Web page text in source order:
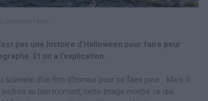
pas une histoire d’Halloween pour faire peur
Et on a l’explication.
d’un film d’horreur pour se faire peur… Mais il
au bon moment, cette image montre ce qui